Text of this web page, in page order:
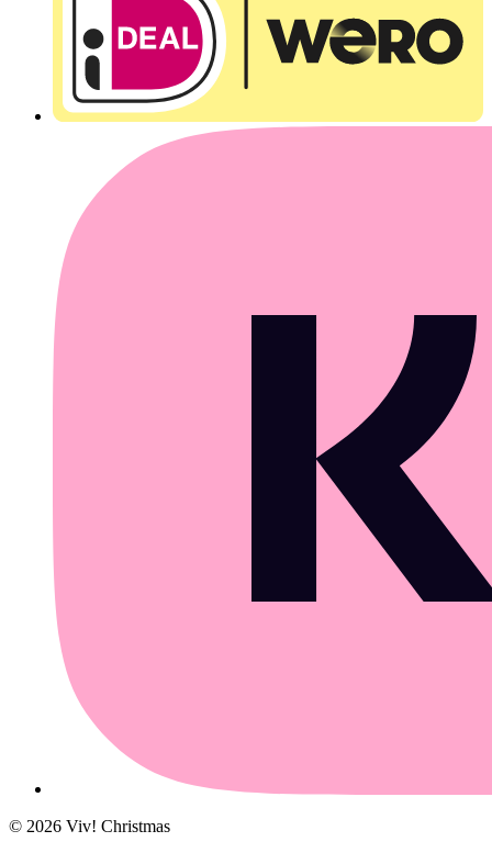
© 2026 Viv! Christmas